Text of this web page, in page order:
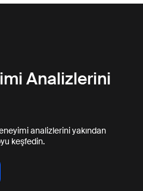
Analizlerini
analizlerini yakından
keşfedin.